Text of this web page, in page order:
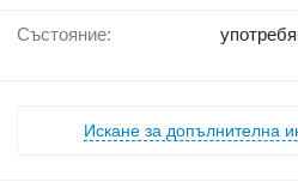
Състояние:
Искане за допълнителна